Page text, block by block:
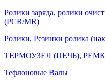
Ролики заряда, ролики
(PCR/MR)
Ролики, Резинки ролика
ТЕРМОУЗЕЛ (ПЕЧЬ),
Тефлоновые Валы